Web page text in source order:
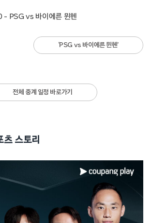
– PSG vs 바이에른 뮌헨
‘PSG vs 바이에른 뮌헨’
전체 중계 일정 바로가기
츠 스토리